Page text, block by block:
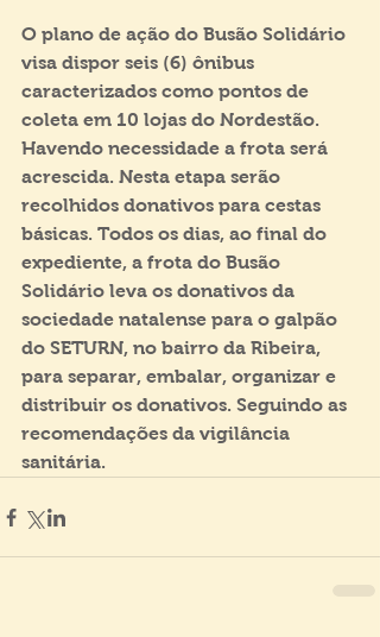
O plano de ação do Busão Solidário
visa dispor seis (6) ônibus
caracterizados como pontos de
coleta em 10 lojas do Nordestão.
Havendo necessidade a frota será
acrescida. Nesta etapa serão
recolhidos donativos para cestas
básicas. Todos os dias, ao final do
expediente, a frota do Busão
Solidário leva os donativos da
sociedade natalense para o galpão
do SETURN, no bairro da Ribeira,
para separar, embalar, organizar e
distribuir os donativos. Seguindo as
recomendações da vigilância
sanitária.